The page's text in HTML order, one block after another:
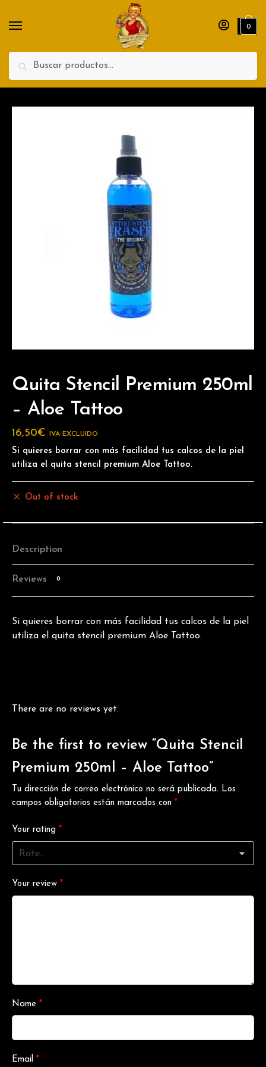
Search
0
Quita Stencil Premium 250ml
– Aloe Tattoo
16,50€ IVA EXCLUIDO
Si quieres borrar con más facilidad tus calcos de la piel
utiliza el quita stencil premium Aloe Tattoo.
Out of stock
Apellidos
Description
Reviews 0
Si quieres borrar con más facilidad tus calcos de la piel
utiliza el quita stencil premium Aloe Tattoo.
There are no reviews yet.
Be the first to review “Quita Stencil
Premium 250ml – Aloe Tattoo”
Tu dirección de correo electrónico no será publicada. Los
campos obligatorios están marcados con *
Your rating *
Your review *
Name *
Email *